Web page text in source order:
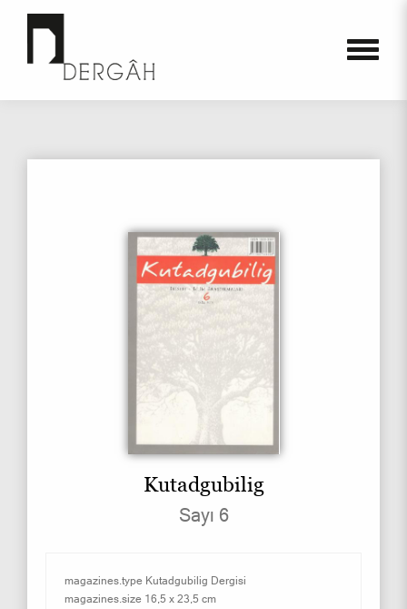
Kutadgubilig
Sayı 6
magazines.type Kutadgubilig Dergisi
magazines.size 16,5 x 23,5 cm